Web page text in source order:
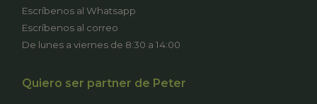
Escríbenos al Whatsapp
Escríbenos al correo
De lunes a viernes de 8:30 a 14:00
Quiero ser partner de Peter